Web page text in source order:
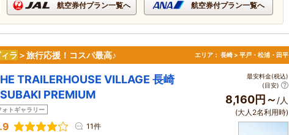
航空券付プラン一覧へ 航空券付プラン一覧へ
ラ ＞旅行応援！コスパ最高♪ エリア： 長崎 > 平戸・松浦・田平
TRAILERHOUSE VILLAGE 長崎
PREMIUM
ォトギャラリー
11件
最安料金(税込)
(目安)
8,160円～ /人
(大人2名利用時)